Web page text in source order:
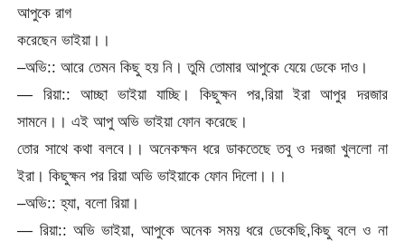
আপুকে রাগ
করেছেন ভাইয়া।।
–অভি:: আরে তেমন কিছু হয় নি। তুমি তোমার আপুকে যেয়ে ডেকে দাও।
— রিয়া:: আচ্ছা ভাইয়া যাচ্ছি। কিছুক্ষন পর,রিয়া ইরা আপুর দরজার
সামনে।। এই আপু অভি ভাইয়া ফোন করেছে।
তোর সাথে কথা বলবে।। অনেকক্ষন ধরে ডাকতেছে তবু ও দরজা খুললো না
ইরা। কিছুক্ষন পর রিয়া অভি ভাইয়াকে ফোন দিলো।।।
–অভি:: হ্যা, বলো রিয়া।
— রিয়া:: অভি ভাইয়া, আপুকে অনেক সময় ধরে ডেকেছি,কিছু বলে ও না